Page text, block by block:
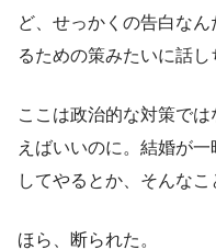
ど、せっかくの告白な
るための策みたいに話し
ここは政治的な対策で
えばいいのに。結婚が
してやるとか、そんなこ
ほら、断られた。